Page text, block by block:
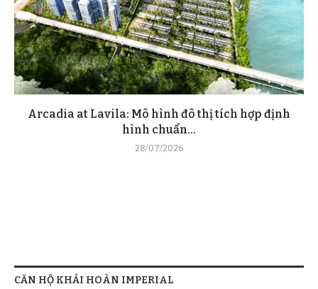
Arcadia at Lavila: Mô hình đô thị tích hợp định
hình chuẩn...
28/07/2026
CĂN HỘ KHẢI HOÀN IMPERIAL